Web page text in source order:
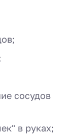
сосудов
в руках;